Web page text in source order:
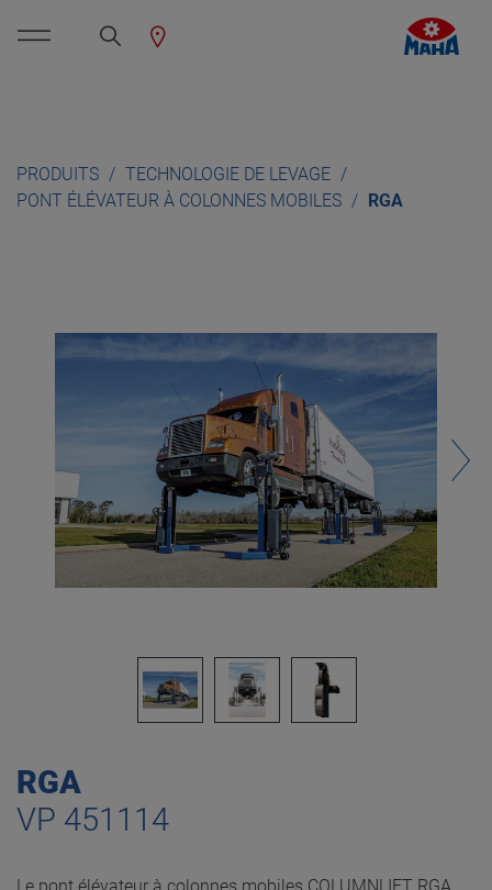
PRODUITS
TECHNOLOGIE DE LEVAGE
PONT ÉLÉVATEUR À COLONNES MOBILES
RGA
RGA
VP 451114